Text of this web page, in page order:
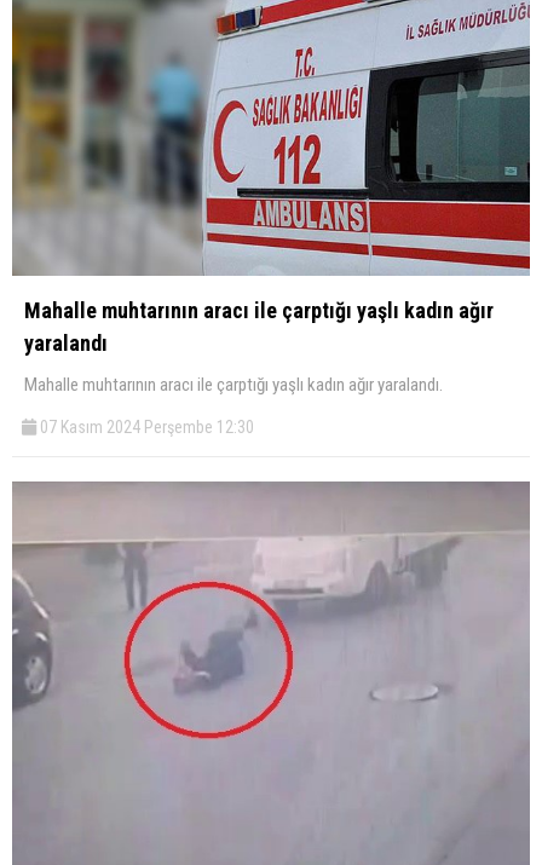
Mahalle muhtarının aracı ile çarptığı yaşlı kadın ağır
yaralandı
Mahalle muhtarının aracı ile çarptığı yaşlı kadın ağır yaralandı.
07 Kasım 2024 Perşembe 12:30